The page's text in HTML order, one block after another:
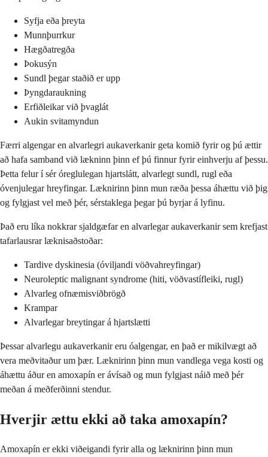
Syfja eða þreyta
Munnþurrkur
Hægðatregða
Þokusýn
Sundl þegar staðið er upp
Þyngdaraukning
Erfiðleikar við þvaglát
Aukin svitamyndun
Færri algengar en alvarlegri aukaverkanir geta komið fyrir og þú ættir
að hafa samband við lækninn þinn ef þú finnur fyrir einhverju af þessu.
Þetta felur í sér óreglulegan hjartslátt, alvarlegt sundl, rugl eða
óvenjulegar hreyfingar. Læknirinn þinn mun ræða þessa áhættu við þig
og fylgjast vel með þér, sérstaklega þegar þú byrjar á lyfinu.
Það eru líka nokkrar sjaldgæfar en alvarlegar aukaverkanir sem krefjast
tafarlausrar læknisaðstoðar:
Tardive dyskinesia (óviljandi vöðvahreyfingar)
Neuroleptic malignant syndrome (hiti, vöðvastífleiki, rugl)
Alvarleg ofnæmisviðbrögð
Krampar
Alvarlegar breytingar á hjartslætti
Þessar alvarlegu aukaverkanir eru óalgengar, en það er mikilvægt að
vera meðvitaður um þær. Læknirinn þinn mun vandlega vega kosti og
áhættu áður en amoxapín er ávísað og mun fylgjast náið með þér
meðan á meðferðinni stendur.
Hverjir ættu ekki að taka amoxapín?
Amoxapín er ekki viðeigandi fyrir alla og læknirinn þinn mun